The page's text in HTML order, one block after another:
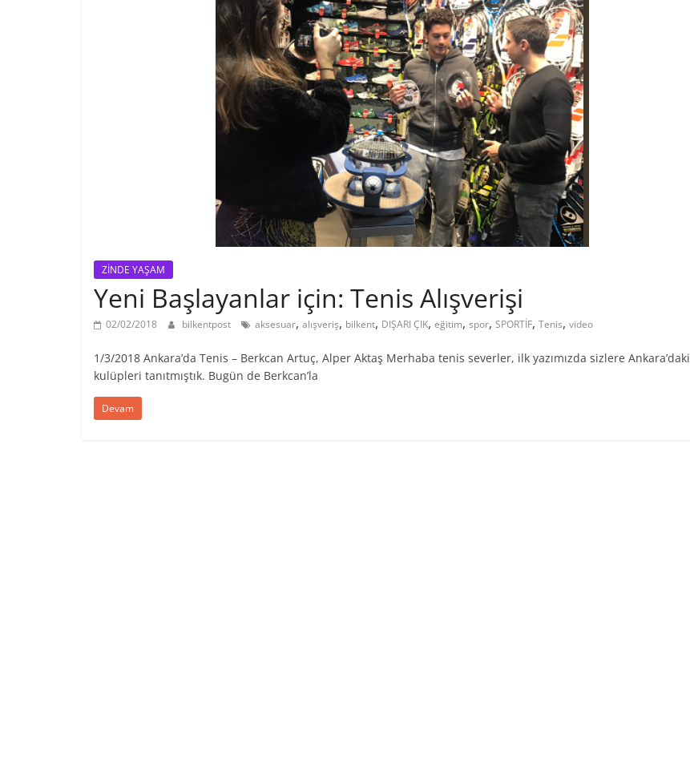
ZİNDE YAŞAM
Yeni Başlayanlar için: Tenis Alışverişi
02/02/2018 bilkentpost aksesuar, alışveriş, bilkent, DIŞARI ÇIK, eğitim, spor, SPORTİF, Tenis, video
1/3/2018 Ankara’da Tenis – Berkcan Artuç, Alper Aktaş Merhaba tenis severler, ilk yazımızda sizlere Ankara’daki
kulüpleri tanıtmıştık. Bugün de Berkcan’la
Devam